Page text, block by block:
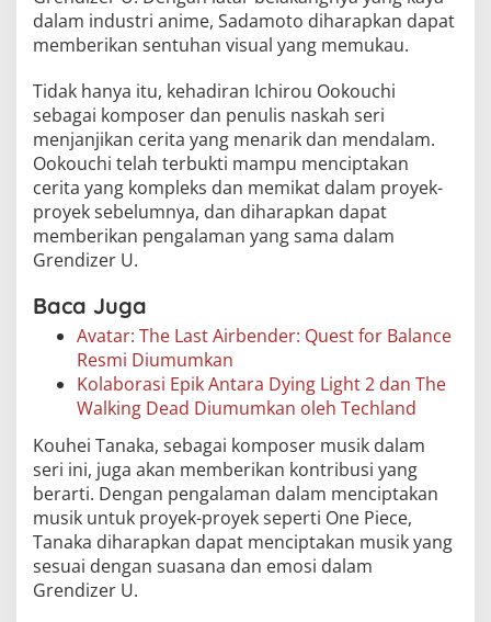
dalam industri anime, Sadamoto diharapkan dapat
memberikan sentuhan visual yang memukau.
Tidak hanya itu, kehadiran Ichirou Ookouchi
sebagai komposer dan penulis naskah seri
menjanjikan cerita yang menarik dan mendalam.
Ookouchi telah terbukti mampu menciptakan
cerita yang kompleks dan memikat dalam proyek-
proyek sebelumnya, dan diharapkan dapat
memberikan pengalaman yang sama dalam
Grendizer U.
Baca Juga
Avatar: The Last Airbender: Quest for Balance
Resmi Diumumkan
Kolaborasi Epik Antara Dying Light 2 dan The
Walking Dead Diumumkan oleh Techland
Kouhei Tanaka, sebagai komposer musik dalam
seri ini, juga akan memberikan kontribusi yang
berarti. Dengan pengalaman dalam menciptakan
musik untuk proyek-proyek seperti One Piece,
Tanaka diharapkan dapat menciptakan musik yang
sesuai dengan suasana dan emosi dalam
Grendizer U.